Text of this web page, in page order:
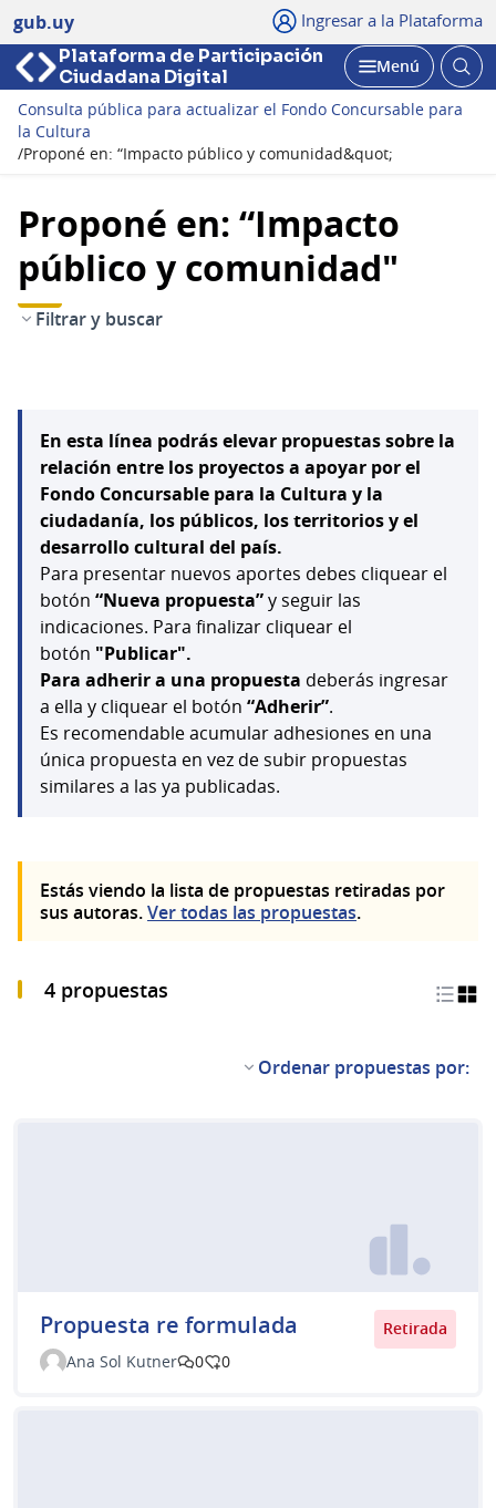
gub.uy Ingresar a la Plataforma
Plataforma de Participación
Ciudadana Digital
Abrir
Menú
Consulta pública para actualizar el Fondo Concursable para
la Cultura
/Proponé en: “Impacto público y comunidad&quot;
Proponé en: “Impacto
público y comunidad"
Filtrar y buscar
En esta línea podrás elevar propuestas sobre la
relación entre los proyectos a apoyar por el
Fondo Concursable para la Cultura y la
ciudadanía, los públicos, los territorios y el
desarrollo cultural del país.
Para presentar nuevos aportes debes cliquear el
botón “Nueva propuesta”y seguir las
indicaciones. Para finalizar cliquear el
botón "Publicar".
Para adherir a una propuesta deberás ingresar
a ella y cliquear el botón “Adherir”.
Es recomendable acumular adhesiones en una
única propuesta en vez de subir propuestas
similares a las ya publicadas.
Estás viendo la lista de propuestas retiradas por
sus autoras.Ver todas las propuestas.
4 propuestas
Ordenar propuestas por:
Propuesta re formulada
Retirada
Ana Sol Kutner
0 0